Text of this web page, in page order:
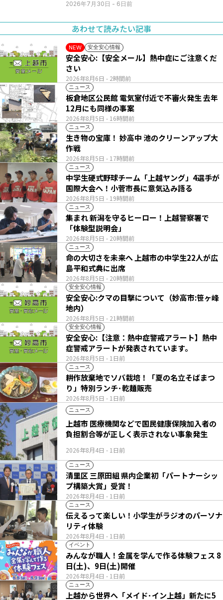
2026年7月30日 - 6日前
あわせて読みたい記事
NEW 安全安心情報
2026年8月6日 - 2時間前
安全安心:【安全メール】熱中症にご注意くだ
さい
ニュース
2026年8月5日 - 16時間前
板倉地区公民館 電気室付近で不審火発生 去年
12月にも同様の事案
ニュース
2026年8月5日 - 17時間前
生き物の宝庫！ 妙高中 池のクリーンアップ大
作戦
ニュース
2026年8月5日 - 19時間前
中学生硬式野球チーム「上越ヤング」4選手が
国際大会へ！小菅市長に意気込み語る
ニュース
2026年8月5日 - 20時間前
集まれ 新潟を守るヒーロー！上越警察署で
「体験型説明会」
ニュース
2026年8月5日 - 20時間前
命の大切さを未来へ 上越市の中学生22人が広
島平和式典に出席
安全安心情報
2026年8月5日 - 21時間前
安全安心:クマの目撃について（妙高市:笹ヶ峰
地内）
安全安心情報
2026年8月5日 - 1日前
安全安心:【注意：熱中症警戒アラート】熱中
症警戒アラートが発表されています。
ニュース
2026年8月5日 - 1日前
耕作放棄地でソバ栽培！「夏の名立そばまつ
り」特別ランチ･乾麺販売
ニュース
2026年8月4日 - 1日前
上越市 医療機関などで国民健康保険加入者の
負担割合等が正しく表示されない事象発生
ニュース
2026年8月4日 - 1日前
清里区 三原田組 県内企業初「パートナーシッ
プ構築大賞」受賞！
ニュース
2026年8月4日 - 1日前
伝えるって楽しい！小学生がラジオのパーソナ
リティ体験
イベント
2026年8月4日 - 1日前
みんなが職人！金属を学んで作る体験フェス 8
日(土)、9日(土)開催
ニュース
上越から世界へ「メイド･イン上越」新たに5